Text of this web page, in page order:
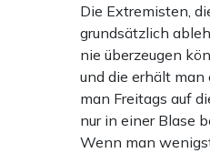
Die Extremisten,
grundsätzlich
nie überzeugen
und die erhält man
man Freitags auf
nur in einer Blase
Wenn man